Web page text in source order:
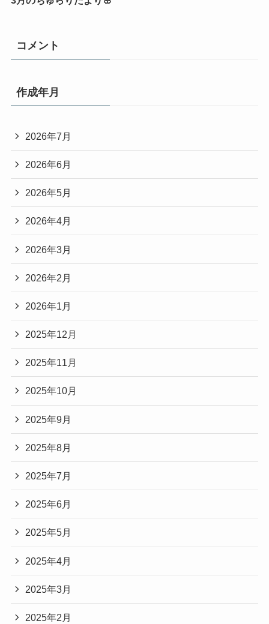
コメント
作成年月
2026年7月
2026年6月
2026年5月
2026年4月
2026年3月
2026年2月
2026年1月
2025年12月
2025年11月
2025年10月
2025年9月
2025年8月
2025年7月
2025年6月
2025年5月
2025年4月
2025年3月
2025年2月